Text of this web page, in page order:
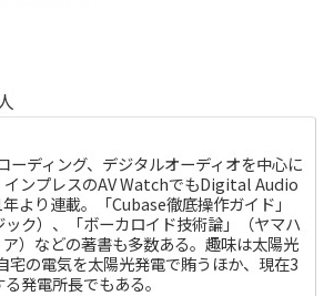
ーディング、デジタルオーディオを中心に
インプレスのAV WatchでもDigital Audio
より連載。「Cubase徹底操作ガイド」
ック）、「ボーカロイド技術論」（ヤマハ
）などの著書も多数ある。趣味は太陽光
宅の電気を太陽光発電で賄うほか、現在3
発電所長でもある。